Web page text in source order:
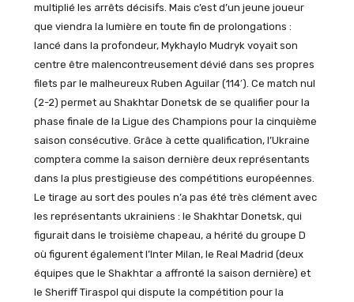
multiplié les arrêts décisifs. Mais c’est d’un jeune joueur
que viendra la lumière en toute fin de prolongations :
lancé dans la profondeur, Mykhaylo Mudryk voyait son
centre être malencontreusement dévié dans ses propres
filets par le malheureux Ruben Aguilar (114′). Ce match nul
(2-2) permet au Shakhtar Donetsk de se qualifier pour la
phase finale de la Ligue des Champions pour la cinquième
saison consécutive. Grâce à cette qualification, l’Ukraine
comptera comme la saison dernière deux représentants
dans la plus prestigieuse des compétitions européennes.
Le tirage au sort des poules n’a pas été très clément avec
les représentants ukrainiens : le Shakhtar Donetsk, qui
figurait dans le troisième chapeau, a hérité du groupe D
où figurent également l’Inter Milan, le Real Madrid (deux
équipes que le Shakhtar a affronté la saison dernière) et
le Sheriff Tiraspol qui dispute la compétition pour la